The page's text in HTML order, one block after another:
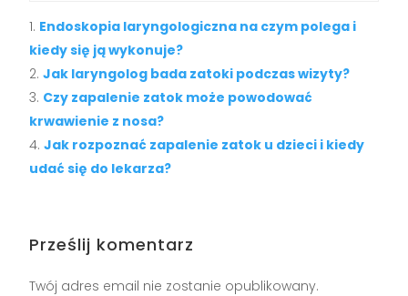
Endoskopia laryngologiczna na czym polega i
kiedy się ją wykonuje?
Jak laryngolog bada zatoki podczas wizyty?
Czy zapalenie zatok może powodować
krwawienie z nosa?
Jak rozpoznać zapalenie zatok u dzieci i kiedy
udać się do lekarza?
Prześlij komentarz
Twój adres email nie zostanie opublikowany.